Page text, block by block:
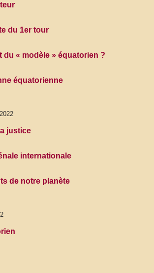
du 1er tour
du « modèle » équatorien ?
équatorienne
justice
internationale
de notre planète